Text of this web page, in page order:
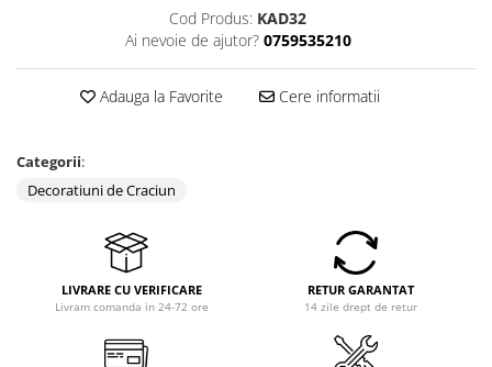
Motoare termice
Articole sanitare
Coloane dus
Baterii de bucatarie
Baterii de baie
Echipamente de lucru
Cod Produs: KAD32
Ai nevoie de ajutor? 0759535210
Adauga la Favorite Cere informatii
Categorii:
Decoratiuni de Craciun
LIVRARE CU VERIFICARE
Livram comanda in 24-72 ore
RETUR GARANTAT
14 zile drept de retur